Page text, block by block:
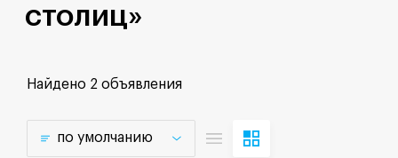
столиц»
Найдено 2 объявления
по умолчанию